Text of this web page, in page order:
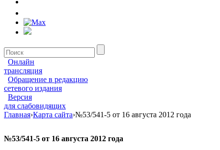
Онлайн
трансляция
Обращение в редакцию
сетевого издания
Версия
для слабовидящих
Главная›Карта сайта›№53/541-5 от 16 августа 2012 года
№53/541-5 от 16 августа 2012 года